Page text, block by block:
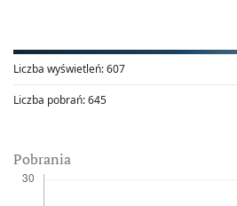
Liczba wyświetleń:607
Liczba pobrań:645
Pobrania